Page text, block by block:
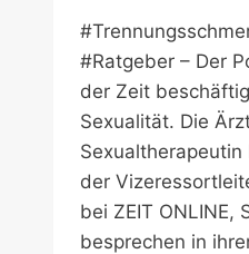
#Ratgeber – Der
der Zeit
Sexualität. Die
der
bei ZEIT ONLINE,
besprechen in